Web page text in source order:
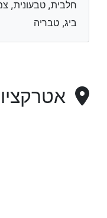
חלבית, טבעונית,
ביג, טבריה